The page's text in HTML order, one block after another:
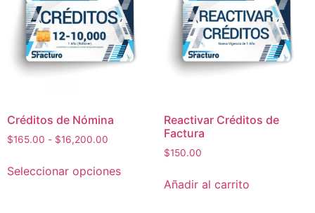
Créditos de Nómina
$165.00 - $16,200.00
Seleccionar opciones
Reactivar Créditos de
Factura
$150.00
Añadir al carrito